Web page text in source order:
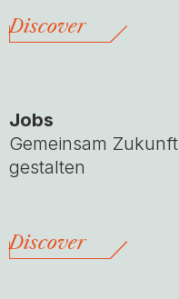
Discover
Jobs
Gemeinsam Zukunft
gestalten
Discover